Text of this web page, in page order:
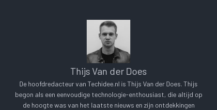
Thijs Van der Does
De hoofdredacteur van Techidee.nl is Thijs Van der Does. Thijs
begon als een eenvoudige technologie-enthousiast, die altijd op
de hoogte was van het laatste nieuws en zijn ontdekkingen